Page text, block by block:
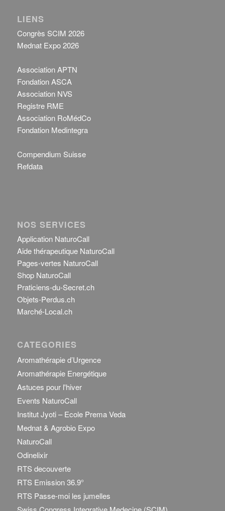
LIENS
Congrès SCIM 2026
Mednat Expo 2026
Association APTN
Fondation ASCA
Association NVS
Registre RME
Association RoMédCo
Fondation Medintegra
Compendium Suisse
Refdata
NOS SERVICES
Application NaturoCall
Aide thérapeutique NaturoCall
Pages-vertes NaturoCall
Shop NaturoCall
Praticiens-du-Secret.ch
Objets-Perdus.ch
Marché-Local.ch
CATEGORIES
Aromathérapie d’Urgence
Aromathérapie Energétique
Astuces pour l'hiver
Events NaturoCall
Institut Jyoti – Ecole Prema Veda
Mednat & Agrobio Expo
NaturoCall
Odinelixir
RTS decouverte
RTS Emission 36.9°
RTS Passe-moi les jumelles